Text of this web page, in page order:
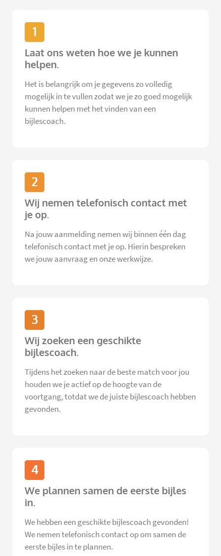
1
Laat ons weten hoe we je kunnen
helpen.
Het is belangrijk om je gegevens zo volledig
mogelijk in te vullen zodat we je zo goed mogelijk
kunnen helpen met het vinden van een
bijlescoach.
2
Wij nemen telefonisch contact met
je op.
Na jouw aanmelding nemen wij binnen één dag
telefonisch contact met je op. Hierin bespreken
we jouw aanvraag en onze werkwijze.
3
Wij zoeken een geschikte
bijlescoach.
Tijdens het zoeken naar de beste match voor jou
houden we je actief op de hoogte van de
voortgang, totdat we de juiste bijlescoach hebben
gevonden.
4
We plannen samen de eerste bijles
in.
We hebben een geschikte bijlescoach gevonden!
We nemen telefonisch contact op om samen de
eerste bijles in te plannen.